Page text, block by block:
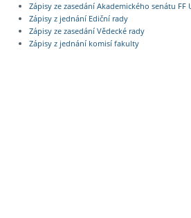
Zápisy ze zasedání Akademického senátu FF
Zápisy z jednání Ediční rady
Zápisy ze zasedání Vědecké rady
Zápisy z jednání komisí fakulty